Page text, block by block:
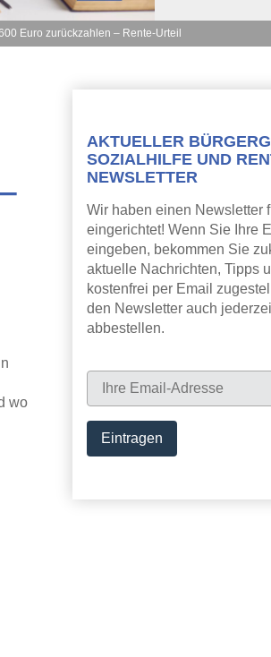
Euro zurückzahlen – Rente-Urteil
wo
AKTUELLER
SOZIALHILFE UND
NEWSLETTER
Wir haben einen Newsletter
eingerichtet! Wenn Sie Ihre
eingeben, bekommen Sie
aktuelle Nachrichten, Tipps
kostenfrei per Email
den Newsletter auch
abbestellen.